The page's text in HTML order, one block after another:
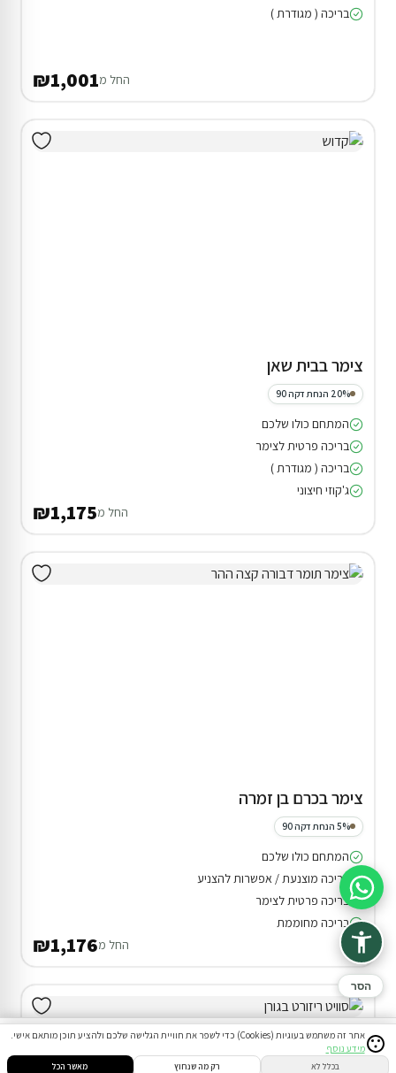
הזמנות הודעות התחבר
בריכה ( מגודרת )
החל מ₪1,001
צימר בבית שאן
20% הנחת דקה 90
המתחם כולו שלכם
בריכה פרטית לצימר
בריכה ( מגודרת )
ג'קוזי חיצוני
החל מ₪1,175
צימר בכרם בן זמרה
5% הנחת דקה 90
המתחם כולו שלכם
בריכה מוצנעת / אפשרות להצניע
בריכה פרטית לצימר
בריכה מחוממת
החל מ₪1,176
אתר זה משתמש בעוגיות (Cookies) כדי לשפר את חוויית הגלישה שלכם ולהציע תוכן מותאם אישי.
מידע נוסף
בכלל לא רק מה שנחוץ מאשר הכל
סיוע בהזמנה
הסר